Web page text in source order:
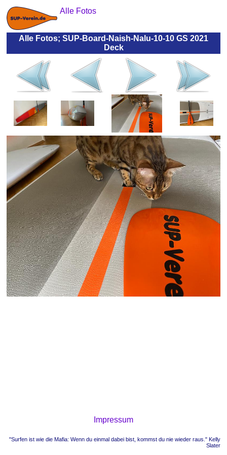
Alle Fotos
Alle Fotos; SUP-Board-Naish-Nalu-10-10 GS 2021
Deck
Impressum
"Surfen ist wie die Mafia: Wenn du einmal dabei bist, kommst du nie wieder raus." Kelly
Slater